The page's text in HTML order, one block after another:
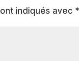
indiqués avec *